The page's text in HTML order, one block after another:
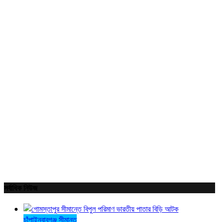
চাঁপাইনবাবগঞ্জ সীমান্ত